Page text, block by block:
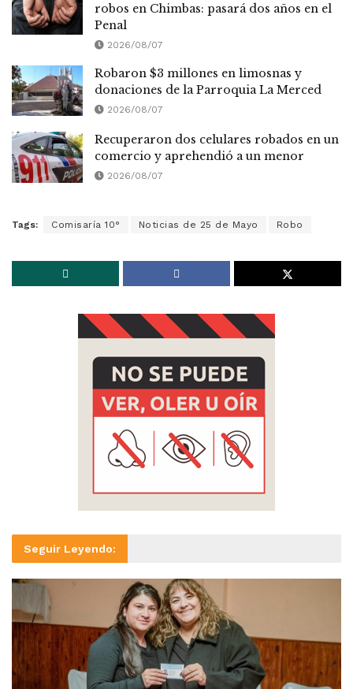
robos en Chimbas: pasará dos años en el
Penal
2026/08/07
Robaron $3 millones en limosnas y
donaciones de la Parroquia La Merced
2026/08/07
Recuperaron dos celulares robados en un
comercio y aprehendió a un menor
2026/08/07
Tags: Comisaría 10° Noticias de 25 de Mayo Robo
Seguir Leyendo: